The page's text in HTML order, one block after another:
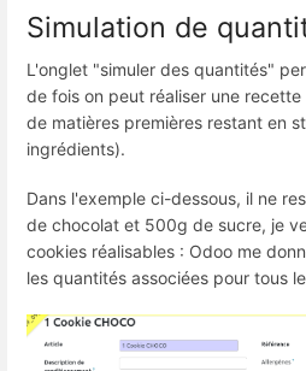
Simulation de
L'onglet "simuler des quantités"
de fois on peut réaliser une
de matières premières restant en
ingrédients).
Dans l'exemple ci-dessous, il ne
de chocolat et 500g de sucre, je
cookies réalisables : Odoo me
les quantités associées pour tous